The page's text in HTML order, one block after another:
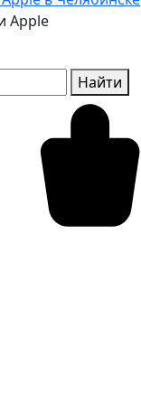
Apple
Найти